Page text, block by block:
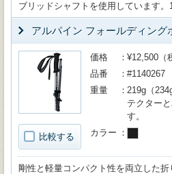
ブリッドシャフトを使用しています。
アルパイン フォールディング
比較する
価格
¥12,500（
品番
#1140267
重量
219g（
テクター
す。
カラー
剛性と軽量コンパクト性を両立した